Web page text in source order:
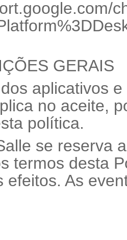
GERAIS
aplicativos
no aceite,
política.
se reserva
termos desta
efeitos. As